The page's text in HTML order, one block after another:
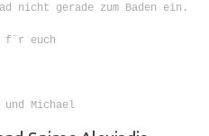
nicht gerade zum Baden ein.
f¨r euch
und Michael